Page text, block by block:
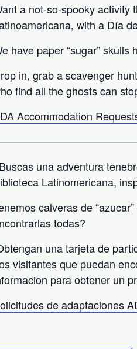
a not-so-spooky activity
with a Día
have paper “sugar”
in, grab a scavenger
find all the ghosts can
Accommodation
una adventura
Latinomericana,
calveras de
todas?
una tarjeta de
visitantes que puedan
para obtener un
de adaptaciones